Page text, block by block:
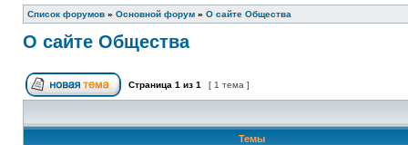
Список форумов » Основной форум » О сайте Общества
О сайте Общества
Страница 1 из 1 [ 1 тема ]
Темы